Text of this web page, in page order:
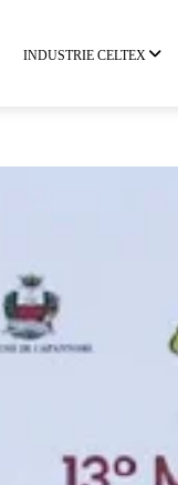
INDUSTRIE CELTEX